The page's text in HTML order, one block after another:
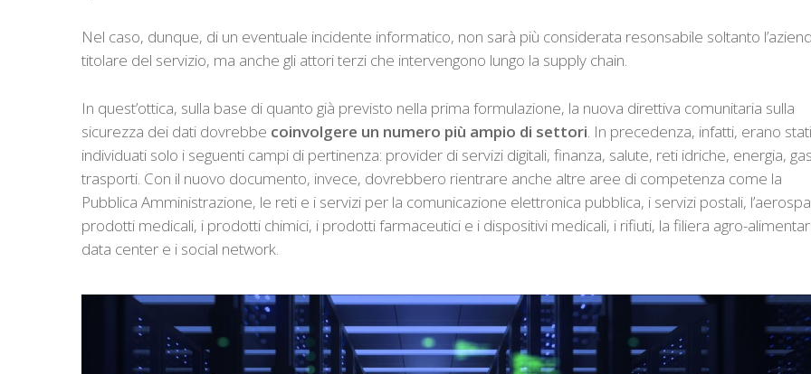
Nel caso, dunque, di un eventuale incidente informatico, non sarà più considerata resonsabile soltanto
titolare del servizio, ma anche gli attori terzi che intervengono lungo la supply chain.
In quest’ottica, sulla base di quanto già previsto nella prima formulazione, la nuova direttiva comunitaria sulla
sicurezza dei dati dovrebbe coinvolgere un numero più ampio di settori. In precedenza, infatti, erano stati
individuati solo i seguenti campi di pertinenza: provider di servizi digitali, finanza, salute, reti idriche, energia,
trasporti. Con il nuovo documento, invece, dovrebbero rientrare anche altre aree di competenza come la
Pubblica Amministrazione, le reti e i servizi per la comunicazione elettronica pubblica, i servizi postali,
prodotti medicali, i prodotti chimici, i prodotti farmaceutici e i dispositivi medicali, i rifiuti, la filiera agro-
data center e i social network.